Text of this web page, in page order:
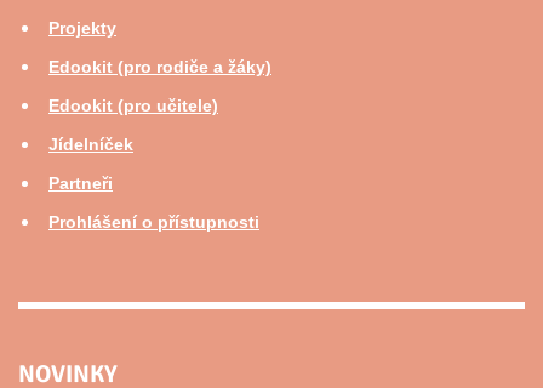
Projekty
Edookit (pro rodiče a žáky)
Edookit (pro učitele)
Jídelníček
Partneři
Prohlášení o přístupnosti
NOVINKY